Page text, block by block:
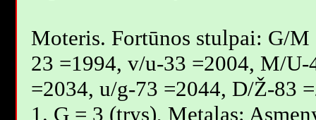
Moteris. Fortūnos stulpai: G/
23 =1994, v/u-33 =2004, M/
=2034, u/g-73 =2044, D/Ž-83
1. G = 3 (trys), Metalas: